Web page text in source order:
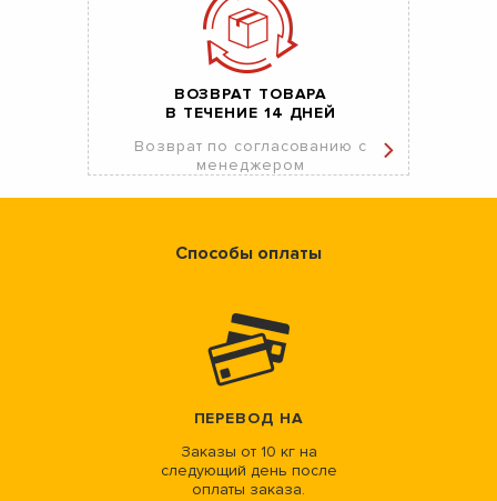
ВОЗВРАТ ТОВАРА
В ТЕЧЕНИЕ 14 ДНЕЙ
Возврат по согласованию с
менеджером
Способы оплаты
ПЕРЕВОД НА
Заказы от 10 кг на
следующий день после
оплаты заказа.